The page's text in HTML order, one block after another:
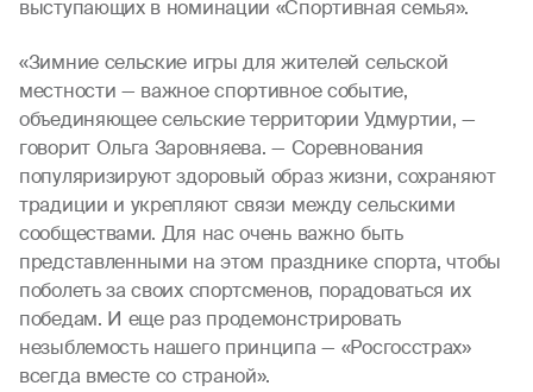
выступающих в номинации «Спортивная семья».
«Зимние сельские игры для жителей сельской
местности — важное спортивное событие,
объединяющее сельские территории Удмуртии, —
говорит Ольга Заровняева. — Соревнования
популяризируют здоровый образ жизни, сохраняют
традиции и укрепляют связи между сельскими
сообществами. Для нас очень важно быть
представленными на этом празднике спорта, чтобы
поболеть за своих спортсменов, порадоваться их
победам. И еще раз продемонстрировать
незыблемость нашего принципа — «Росгосстрах»
всегда вместе со страной».